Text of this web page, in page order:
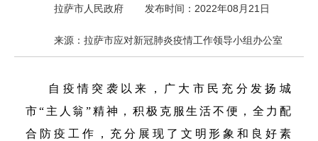
拉萨市人民政府 发布时间：2022年08月21日
来源：拉萨市应对新冠肺炎疫情工作领导小组办公室
自疫情突袭以来，广大市民充分发扬城
市“主人翁”精神，积极克服生活不便，全力配
合防疫工作，充分展现了文明形象和良好素